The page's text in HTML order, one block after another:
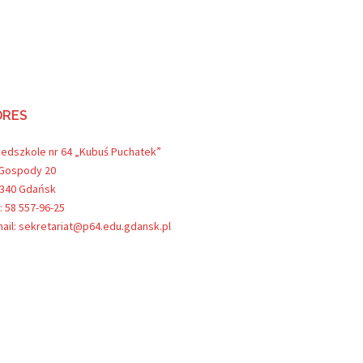
nr 64 „Kubuś Puchatek”
20
Gdańsk
58 557-96-25
sekretariat@p64.edu.gdansk.pl